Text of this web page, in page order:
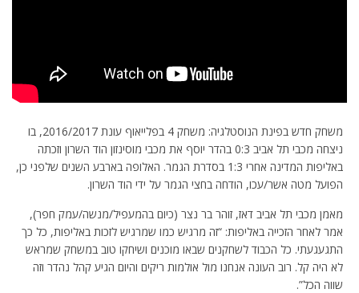
משחק חדש בפינת הנוסטלגיה: משחק 4 בפלייאוף עונת 2016/2017, בו
ניצחה מכבי תל אביב 0:3 בהדר יוסף את מכבי מוסינזון הוד השרון וזכתה
באליפות המדינה אחרי 1:3 בסדרת הגמר. האלופה בארבע השנים שלפני כן,
הפועל מטה אשר/עכו, הודחה בחצי הגמר על ידי הוד השרון.
מאמן מכבי תל אביב דאז, זוהר בר נצר (כיום בהמעפיל/מנשה/עמק חפר),
אמר לאחר הזכייה באליפות: “זה מרגיש כמו שמרגיש לזכות באליפות, כל כך
התגעגעתי. כל הכבוד לשחקנים שבאו מוכנים ושיחקו טוב במשחק שמראש
לא היה קל. רוב העונה אנחנו מול אולמות ריקים והיום הגיע קהל נהדר וזה
שווה הכל”.